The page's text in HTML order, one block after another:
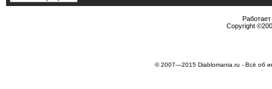
Copyright
© 2007—2015 Diablomania.ru - Всё об